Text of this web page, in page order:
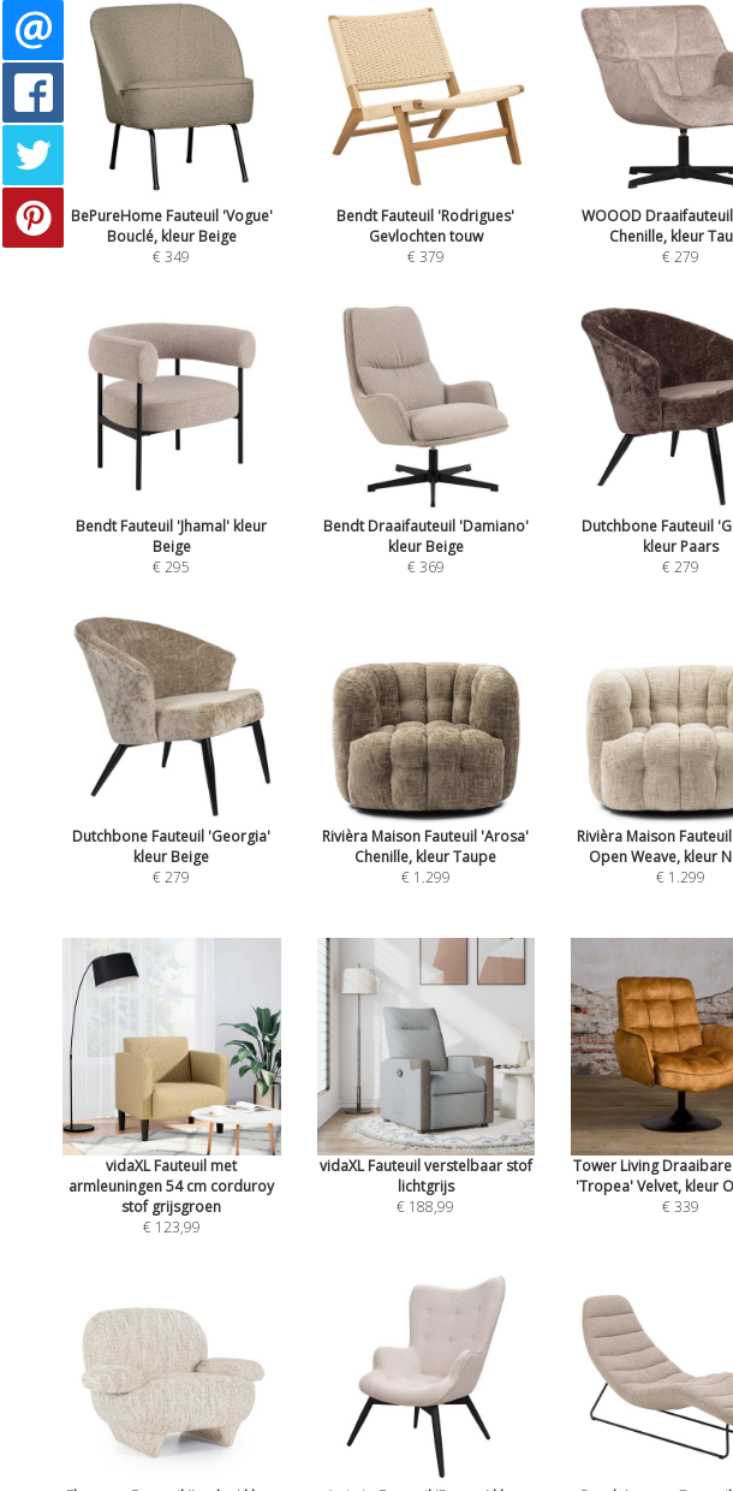
BePureHome Fauteuil 'Vogue'
Bouclé, kleur Beige
€ 349
Bendt Fauteuil 'Rodrigues'
Gevlochten touw
€ 379
WOOOD
Chenille, kleur
€ 279
Bendt Fauteuil 'Jhamal' kleur
Beige
€ 295
Bendt Draaifauteuil 'Damiano'
kleur Beige
€ 369
Dutchbone Fauteuil
kleur Paars
€ 279
Dutchbone Fauteuil 'Georgia'
kleur Beige
€ 279
Rivièra Maison Fauteuil 'Arosa'
Chenille, kleur Taupe
€ 1.299
Rivièra Maison
Open Weave, kleur
€ 1.299
vidaXL Fauteuil met
armleuningen 54 cm corduroy
stof grijsgroen
€ 123,99
vidaXL Fauteuil verstelbaar stof
lichtgrijs
€ 188,99
Tower Living
'Tropea' Velvet, kleur
€ 339